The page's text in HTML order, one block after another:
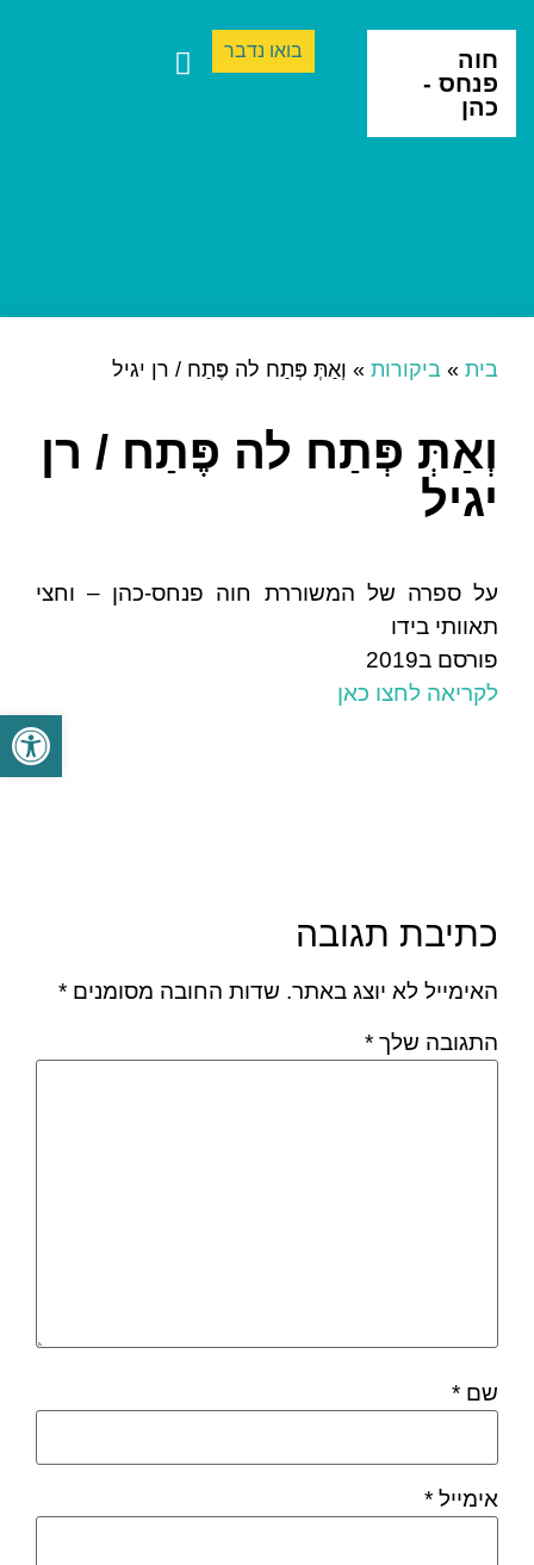
פתח
חוה
פנחס -
כהן
בואו נדבר
בית » ביקורות » וְאַתְּ פְּתַח לה פֶּתַח / רן יגיל
וְאַתְּ פְּתַח לה פֶּתַח / רן
יגיל
על ספרה של המשוררת חוה פנחס-כהן – וחצי
תאוותי בידו
פורסם ב2019
לקריאה לחצו כאן
כתיבת תגובה
האימייל לא יוצג באתר. שדות החובה מסומנים *
התגובה שלך *
שם *
אימייל *